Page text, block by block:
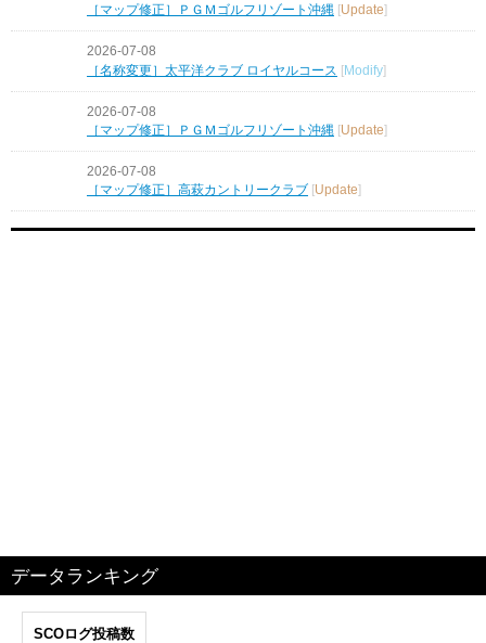
［マップ修正］ＰＧＭゴルフリゾート沖縄 [Update]
2026-07-08
［名称変更］太平洋クラブ ロイヤルコース [Modify]
2026-07-08
［マップ修正］ＰＧＭゴルフリゾート沖縄 [Update]
2026-07-08
［マップ修正］高萩カントリークラブ
Update
データランキング
SCOログ投稿数